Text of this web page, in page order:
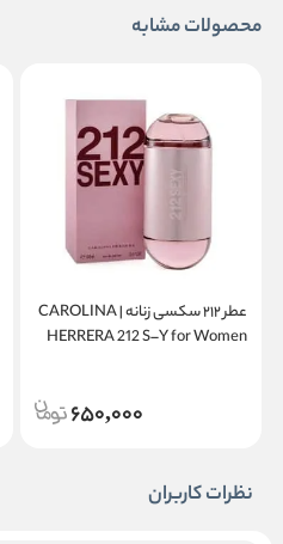
محصولات مشابه
عطر ۲۱۲ سکسی زنانه | CAROLINA
HERRERA 212 S–Y for Women
650,000
نظرات کاربران